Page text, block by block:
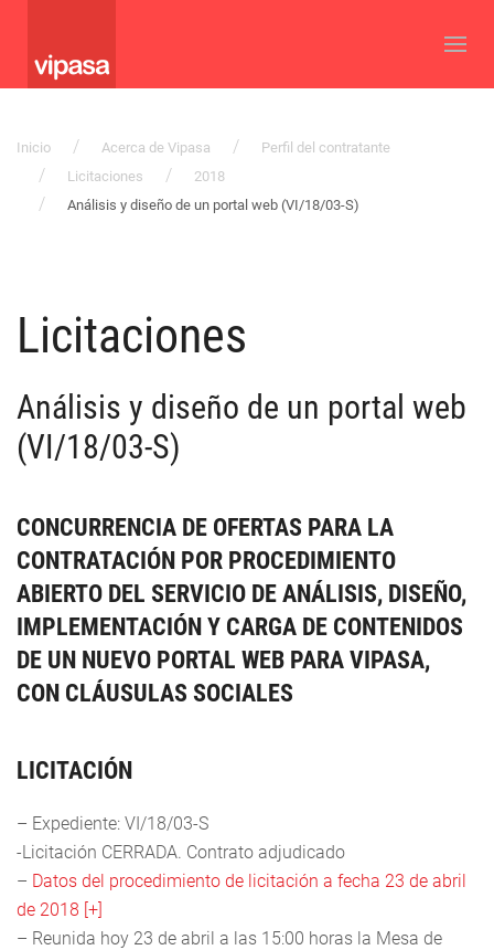
Inicio Acerca de Vipasa
Perfil del contratante
Licitaciones
2018
Análisis y diseño de un portal web (VI/18/03-S)
Licitaciones
Análisis y diseño de un portal web
(VI/18/03-S)
CONCURRENCIA DE OFERTAS PARA LA
CONTRATACIÓN POR PROCEDIMIENTO
ABIERTO DEL SERVICIO DE ANÁLISIS, DISEÑO,
IMPLEMENTACIÓN Y CARGA DE CONTENIDOS
DE UN NUEVO PORTAL WEB PARA VIPASA,
CON CLÁUSULAS SOCIALES
LICITACIÓN
– Expediente: VI/18/03-S
-Licitación CERRADA. Contrato adjudicado
– Datos del procedimiento de licitación a fecha 23 de abril
de 2018 [+]
– Reunida hoy 23 de abril a las 15:00 horas la Mesa de